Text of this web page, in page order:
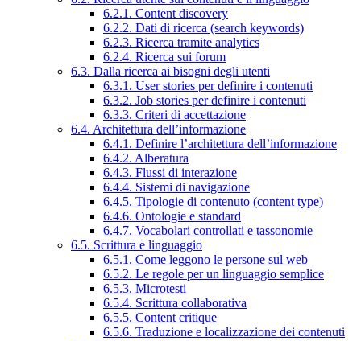
6.2.1. Content discovery
6.2.2. Dati di ricerca (search keywords)
6.2.3. Ricerca tramite analytics
6.2.4. Ricerca sui forum
6.3. Dalla ricerca ai bisogni degli utenti
6.3.1. User stories per definire i contenuti
6.3.2. Job stories per definire i contenuti
6.3.3. Criteri di accettazione
6.4. Architettura dell’informazione
6.4.1. Definire l’architettura dell’informazione
6.4.2. Alberatura
6.4.3. Flussi di interazione
6.4.4. Sistemi di navigazione
6.4.5. Tipologie di contenuto (content type)
6.4.6. Ontologie e standard
6.4.7. Vocabolari controllati e tassonomie
6.5. Scrittura e linguaggio
6.5.1. Come leggono le persone sul web
6.5.2. Le regole per un linguaggio semplice
6.5.3. Microtesti
6.5.4. Scrittura collaborativa
6.5.5. Content critique
6.5.6. Traduzione e localizzazione dei contenuti